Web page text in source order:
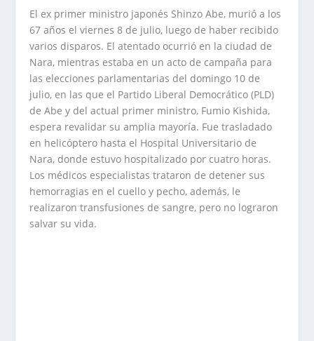
El ex primer ministro japonés Shinzo Abe, murió a los
67 años el viernes 8 de julio, luego de haber recibido
varios disparos. El atentado ocurrió en la ciudad de
Nara, mientras estaba en un acto de campaña para
las elecciones parlamentarias del domingo 10 de
julio, en las que el Partido Liberal Democrático (PLD)
de Abe y del actual primer ministro, Fumio Kishida,
espera revalidar su amplia mayoría. Fue trasladado
en helicóptero hasta el Hospital Universitario de
Nara, donde estuvo hospitalizado por cuatro horas.
Los médicos especialistas trataron de detener sus
hemorragias en el cuello y pecho, además, le
realizaron transfusiones de sangre, pero no lograron
salvar su vida.